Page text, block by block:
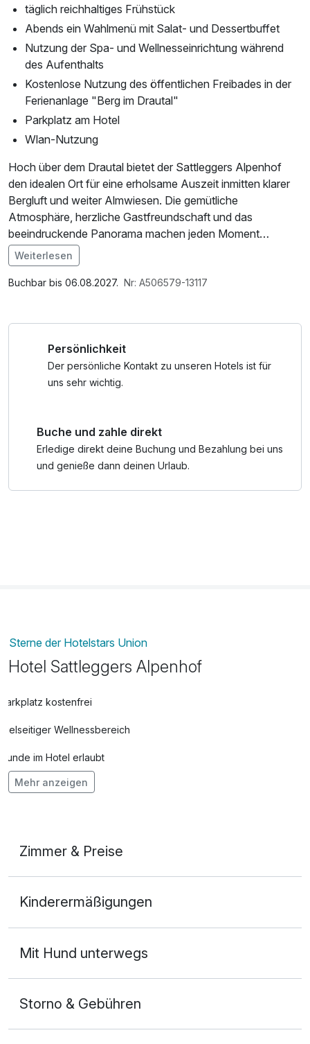
täglich reichhaltiges Frühstück
Abends ein Wahlmenü mit Salat- und Dessertbuffet
Nutzung der Spa- und Wellnesseinrichtung während
des Aufenthalts
Kostenlose Nutzung des öffentlichen Freibades in der
Ferienanlage "Berg im Drautal"
Parkplatz am Hotel
Wlan-Nutzung
Hoch über dem Drautal bietet der Sattleggers Alpenhof
den idealen Ort für eine erholsame Auszeit inmitten klarer
Bergluft und weiter Almwiesen. Die gemütliche
Atmosphäre, herzliche Gastfreundschaft und das
beeindruckende Panorama machen jeden Moment
besonders. Ob beim Wandern, Entspannen in der
Almsauna oder unter dem funkelnden Sternenhimmel – hier
finden Sie Ruhe, Genuss und Natur ganz nah. Eine
Weiterlesen
Buchbar bis 06.08.2027. Nr: A506579-13117
Persönlichkeit
Der persönliche Kontakt zu unseren Hotels ist für
uns sehr wichtig.
Buche und zahle direkt
Erledige direkt deine Buchung und Bezahlung bei uns
und genieße dann deinen Urlaub.
Sterne der Hotelstars Union
Hotel Sattleggers Alpenhof
Parkplatz kostenfrei
Vielseitiger Wellnessbereich
Hunde im Hotel erlaubt
Auch vegetarische Speisen
Mehr anzeigen
Zimmer & Preise
2 Erwachsene und 2 Kinder
Kinderermäßigungen
Mit Hund unterwegs
Storno & Gebühren